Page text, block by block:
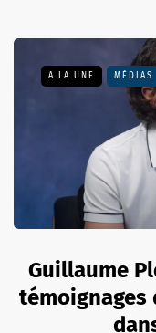
A LA UNE MÉDIAS
Guillaume
témoignages